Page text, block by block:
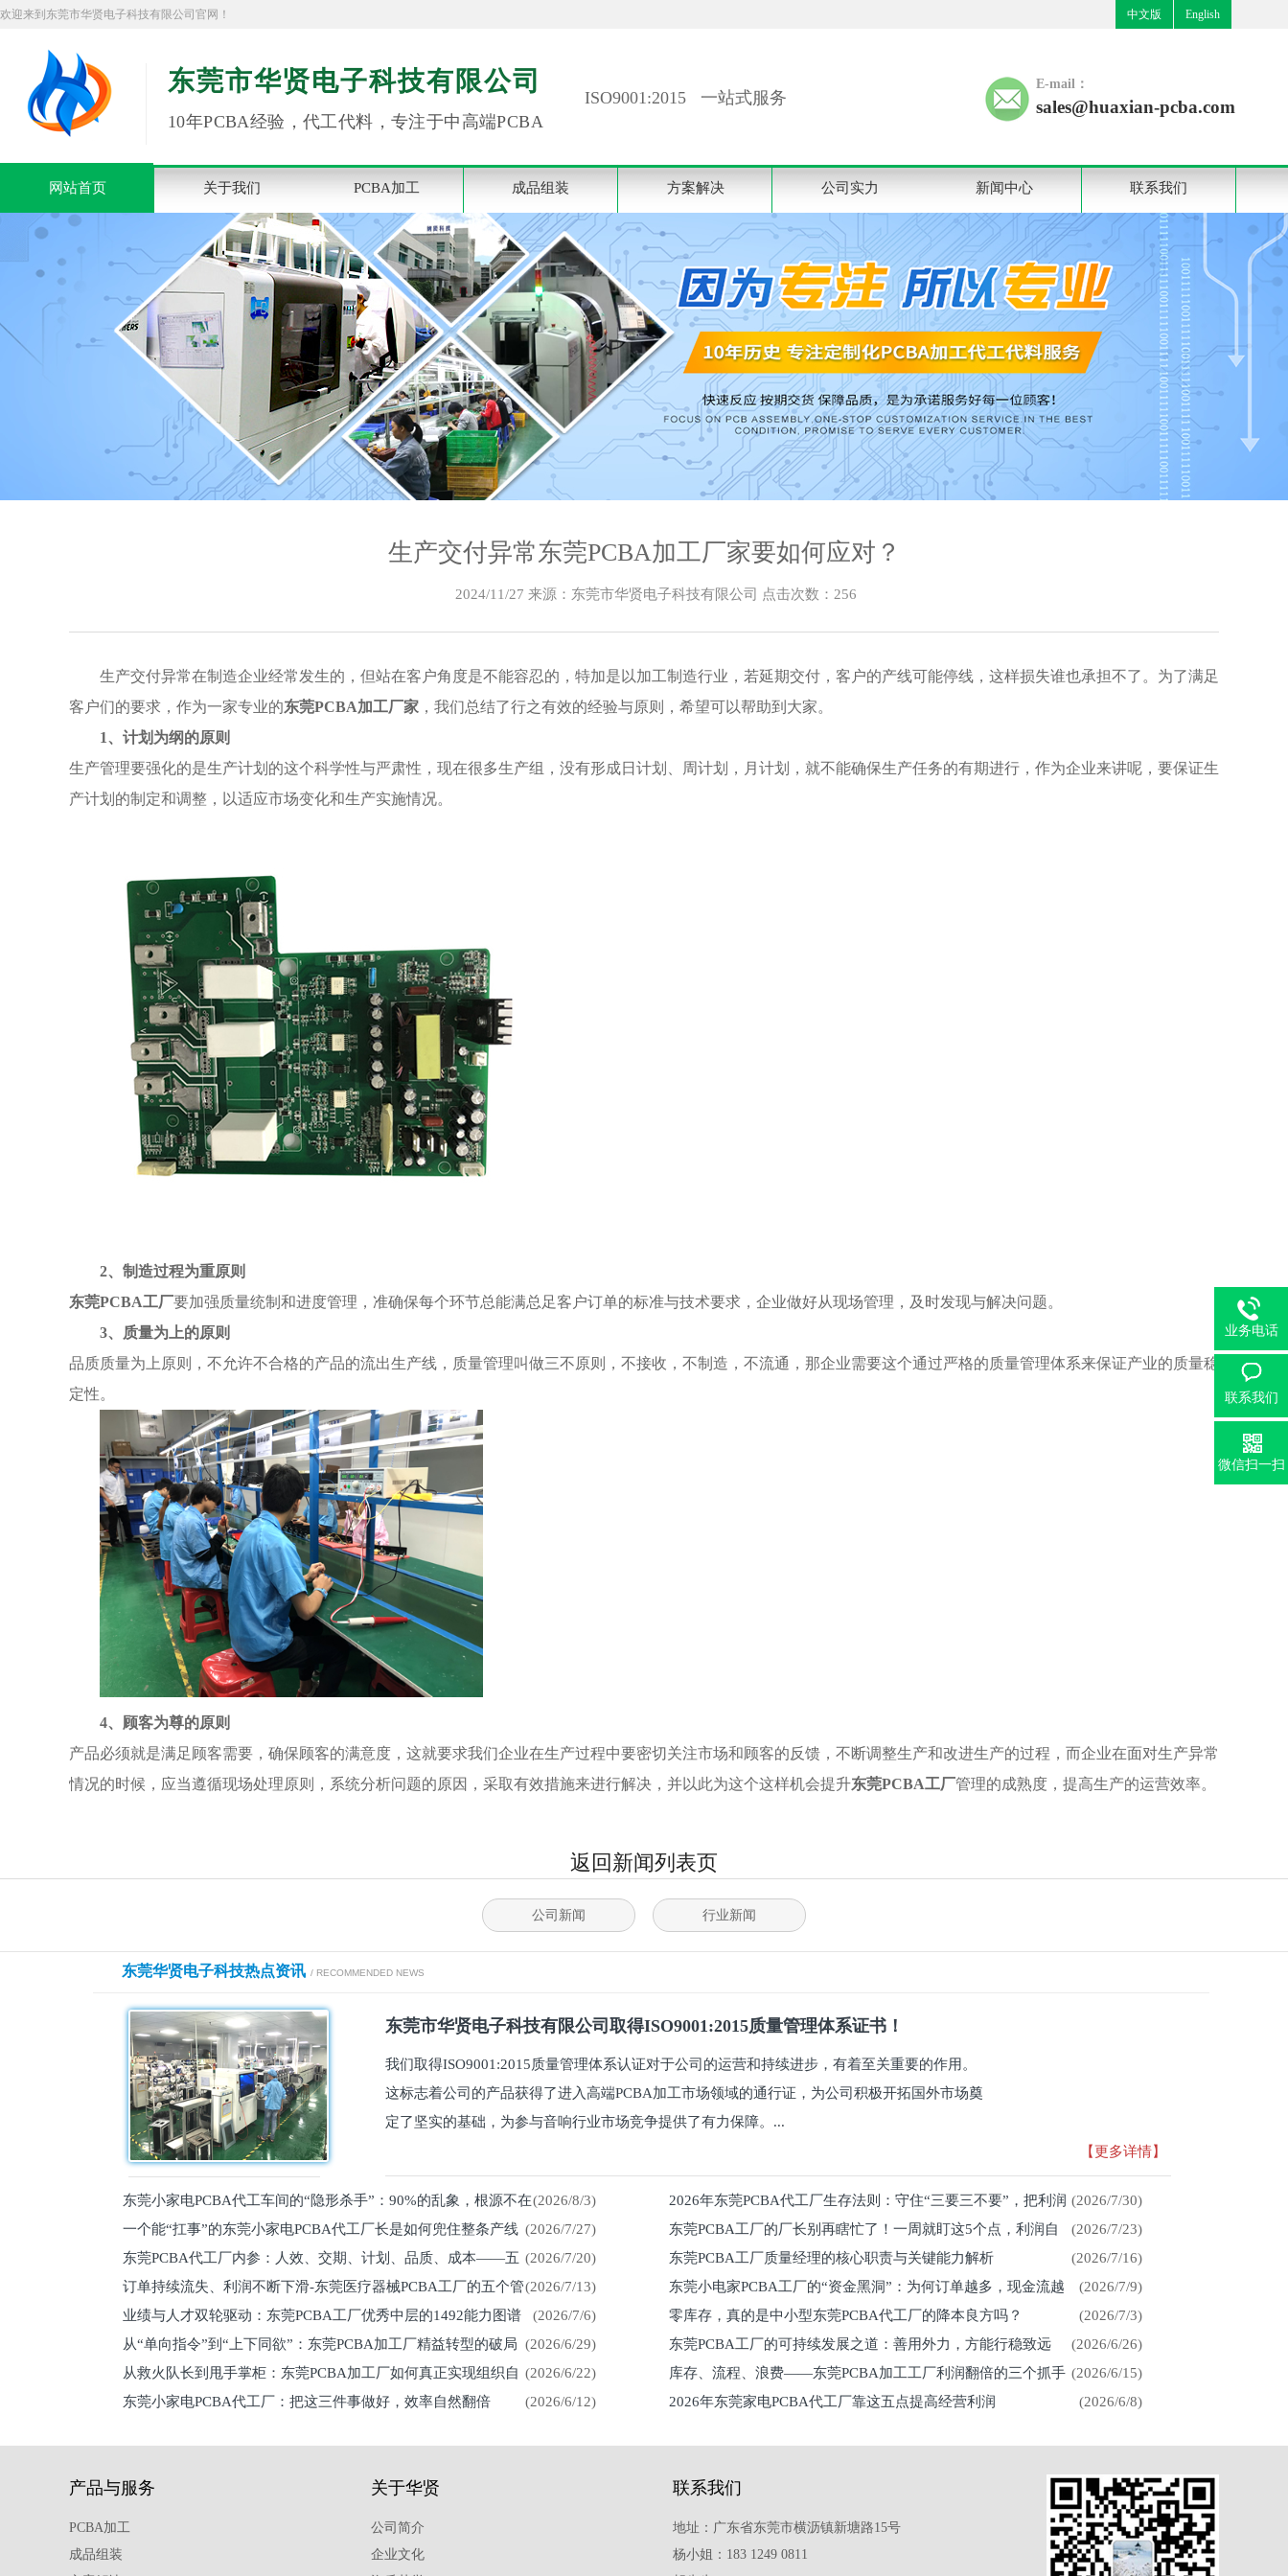
欢迎来到东莞市华贤电子科技有限公司官网！ 中文版 English
东莞市华贤电子科技有限公司
10年PCBA经验，代工代料，专注于中高端PCBA
ISO9001:2015 一站式服务
E-mail：
sales@huaxian-pcba.com
网站首页 关于我们 PCBA加工 成品组装 方案解决 公司实力 新闻中心 联系我们
生产交付异常东莞PCBA加工厂家要如何应对？
2024/11/27 来源：东莞市华贤电子科技有限公司 点击次数： 256
生产交付异常在制造企业经常发生的，但站在客户角度是不能容忍的，特加是以加工制造行业，若延期交付，客户的产线可能停线，这样损失谁也承担不了。为了满足
客户们的要求，作为一家专业的东莞PCBA加工厂家 ，我们总结了行之有效的经验与原则，希望可以帮助到大家。
1、计划为纲的原则
生产管理要强化的是生产计划的这个科学性与严肃性，现在很多生产组，没有形成日计划、周计划，月计划，就不能确保生产任务的有期进行，作为企业来讲呢，要保证生
产计划的制定和调整，以适应市场变化和生产实施情况。
2、制造过程为重原则
东莞PCBA工厂要加强质量统制和进度管理，准确保每个环节总能满总足客户订单的标准与技术要求，企业做好从现场管理，及时发现与解决问题。
3、质量为上的原则
品质质量为上原则，不允许不合格的产品的流出生产线，质量管理叫做三不原则，不接收，不制造，不流通，那企业需要这个通过严格的质量管理体系来保证产业的质量稳
定性。
4、顾客为尊的原则
产品必须就是满足顾客需要，确保顾客的满意度，这就要求我们企业在生产过程中要密切关注市场和顾客的反馈，不断调整生产和改进生产的过程，而企业在面对生产异常
情况的时候，应当遵循现场处理原则，系统分析问题的原因，采取有效措施来进行解决，并以此为这个这样机会提升东莞PCBA工厂管理的成熟度，提高生产的运营效率。
返回新闻列表页
公司新闻 行业新闻
东莞华贤电子科技热点资讯 / RECOMMENDED NEWS
东莞市华贤电子科技有限公司取得ISO9001:2015质量管理体系证书！
我们取得ISO9001:2015质量管理体系认证对于公司的运营和持续进步，有着至关重要的作用。
这标志着公司的产品获得了进入高端PCBA加工市场领域的通行证，为公司积极开拓国外市场奠
定了坚实的基础，为参与音响行业市场竞争提供了有力保障。...
【更多详情】
(2026/8/3)
东莞小家电PCBA代工车间的“隐形杀手”：90%的乱象，根源不在
员工
(2026/7/30)
2026年东莞PCBA代工厂生存法则：守住“三要三不要”，把利润
留在车间
(2026/7/27)
一个能“扛事”的东莞小家电PCBA代工厂长是如何兜住整条产线
(2026/7/23)
东莞PCBA工厂的厂长别再瞎忙了！一周就盯这5个点，利润自
然来
(2026/7/20)
东莞PCBA代工厂内参：人效、交期、计划、品质、成本——五
维锁客法则
(2026/7/16)
东莞PCBA工厂质量经理的核心职责与关键能力解析
(2026/7/13)
订单持续流失、利润不断下滑-东莞医疗器械PCBA工厂的五个管
理死穴必须堵住
(2026/7/9)
东莞小电家PCBA工厂的“资金黑洞”：为何订单越多，现金流越
紧？
(2026/7/6)
业绩与人才双轮驱动：东莞PCBA工厂优秀中层的1492能力图谱 (2026/7/3)
零库存，真的是中小型东莞PCBA代工厂的降本良方吗？
(2026/6/29)
从“单向指令”到“上下同欲”：东莞PCBA加工厂精益转型的破局
关键
(2026/6/26)
东莞PCBA工厂的可持续发展之道：善用外力，方能行稳致远
(2026/6/22)
从救火队长到甩手掌柜：东莞PCBA加工厂如何真正实现组织自
(2026/6/15)
库存、流程、浪费——东莞PCBA加工工厂利润翻倍的三个抓手
(2026/6/12)
东莞小家电PCBA代工厂：把这三件事做好，效率自然翻倍 (2026/6/8)
2026年东莞家电PCBA代工厂靠这五点提高经营利润
产品与服务
PCBA加工
成品组装
关于华贤
公司简介
企业文化
联系我们
地址：广东省东莞市横沥镇新塘路15号
杨小姐：183 1249 0811
业务电话
联系我们
微信扫一扫